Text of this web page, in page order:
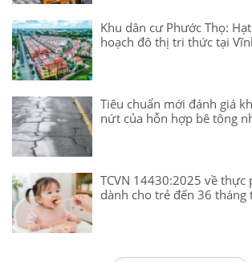
Khu dân cư Phước Thọ:
hoạch đô thị tri thức tại
Tiêu chuẩn mới đánh giá
nứt của hỗn hợp bê tông
TCVN 14430:2025 về thực
dành cho trẻ đến 36 tháng